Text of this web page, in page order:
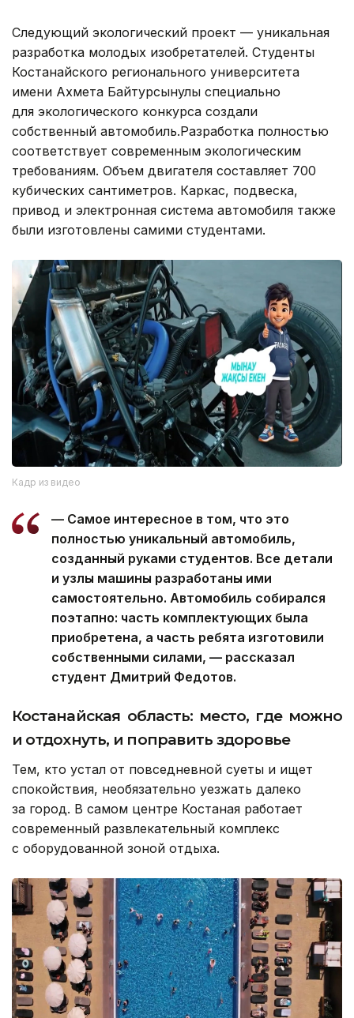
Следующий экологический проект — уникальная
разработка молодых изобретателей. Студенты
Костанайского регионального университета
имени Ахмета Байтурсынулы специально
для экологического конкурса создали
собственный автомобиль.Разработка полностью
соответствует современным экологическим
требованиям. Объем двигателя составляет 700
кубических сантиметров. Каркас, подвеска,
привод и электронная система автомобиля также
были изготовлены самими студентами.
Кадр из видео
— Самое интересное в том, что это
полностью уникальный автомобиль,
созданный руками студентов. Все детали
и узлы машины разработаны ими
самостоятельно. Автомобиль собирался
поэтапно: часть комплектующих была
приобретена, а часть ребята изготовили
собственными силами, — рассказал
студент Дмитрий Федотов.
Костанайская область: место, где можно
и отдохнуть, и поправить здоровье
Тем, кто устал от повседневной суеты и ищет
спокойствия, необязательно уезжать далеко
за город. В самом центре Костаная работает
современный развлекательный комплекс
с оборудованной зоной отдыха.